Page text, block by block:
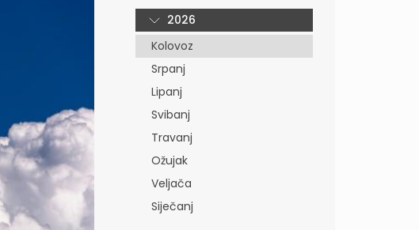
2026
Kolovoz
Srpanj
Lipanj
Svibanj
Travanj
Ožujak
Veljača
Siječanj